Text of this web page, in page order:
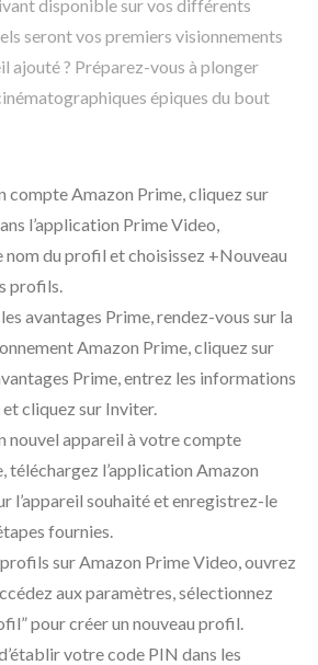
disponible sur vos différents
seront vos premiers visionnements
ajouté ? Préparez-vous à plonger
épiques du bout
compte Amazon Prime, cliquez sur
l’application Prime Video,
nom du profil et choisissez +Nouveau
profils.
avantages Prime, rendez-vous sur la
Amazon Prime, cliquez sur
Prime, entrez les informations
cliquez sur Inviter.
nouvel appareil à votre compte
téléchargez l’application Amazon
l’appareil souhaité et enregistrez-le
fournies.
sur Amazon Prime Video, ouvrez
aux paramètres, sélectionnez
pour créer un nouveau profil.
votre code PIN dans les